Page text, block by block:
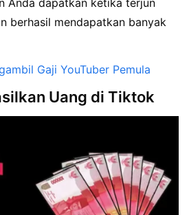
Anda dapatkan ketika terjun
berhasil mendapatkan banyak
Gaji YouTuber Pemula
Uang di Tiktok